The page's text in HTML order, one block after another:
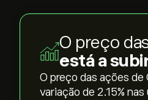
O preço
está a
O preço das ações
variação de ‎2.15‎%